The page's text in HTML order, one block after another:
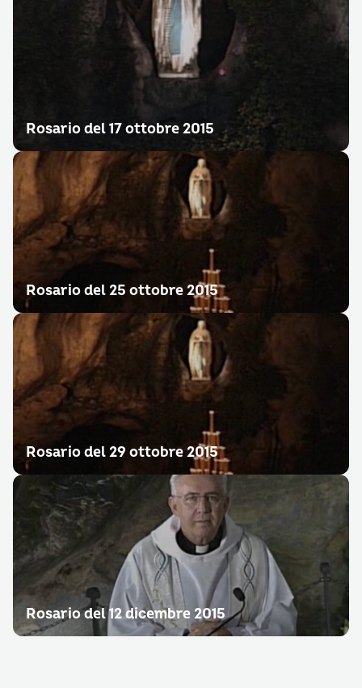
Rosario del 17 ottobre 2015
Rosario del 25 ottobre 2015
Rosario del 29 ottobre 2015
Rosario del 12 dicembre 2015